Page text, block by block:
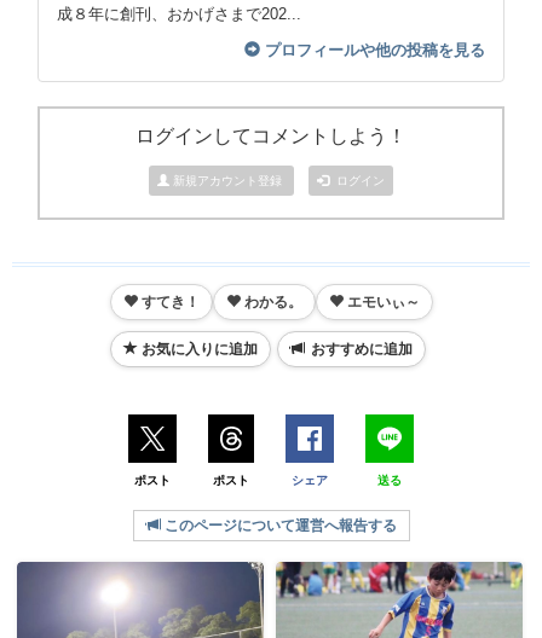
成８年に創刊、おかげさまで202...
プロフィールや他の投稿を見る
ログインしてコメントしよう！
新規アカウント登録 ログイン
すてき！ わかる。 エモいぃ～
お気に入りに追加 おすすめに追加
ポスト ポスト シェア 送る
このページについて運営へ報告する